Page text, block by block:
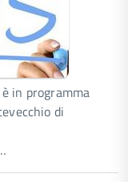
in programma
di